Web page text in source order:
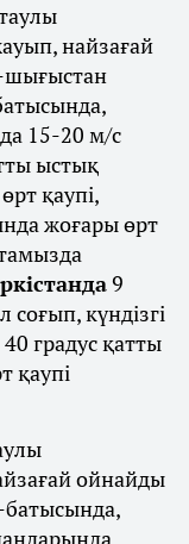
найзағай
шығыстан
15-20 м/с
ыстық
қаупі,
жоғары өрт
9
күндізгі
градус қатты
қаупі
ойнайды
батысында,